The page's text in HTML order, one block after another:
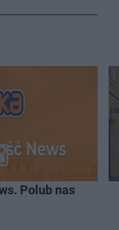
Polub nas